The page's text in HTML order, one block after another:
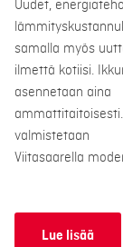
Uudet,
samalla myös
ilmettä kotiisi.
asennetaan aina
valmistetaan
Viitasaarella
Lue lisää